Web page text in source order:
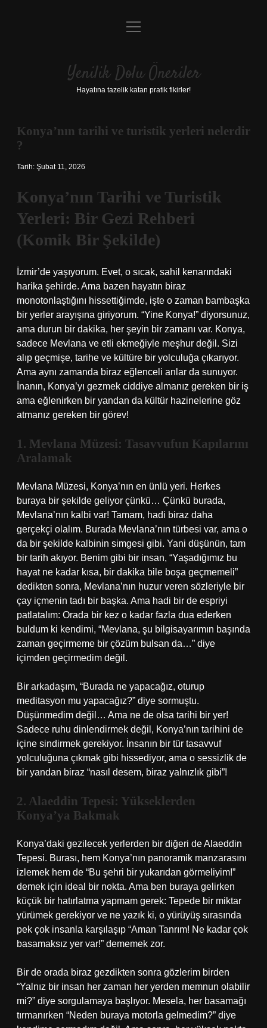
Anasayfa
Yasal Uyarı
menüyü
Yenilik Dolu Öneriler
Hayatına tazelik katan pratik fikirler!
Konya’nın tarihi ve turistik yerleri nelerdir
?
Tarih: Şubat 11, 2026
Konya’nın Tarihi ve Turistik
Yerleri: Bir Gezi Rehberi
(Komik Bir Şekilde)
İzmir’de yaşıyorum. Evet, o sıcak, sahil kenarındaki
harika şehirde. Ama bazen hayatın biraz
monotonlaştığını hissettiğimde, işte o zaman bambaşka
bir yerler arayışına giriyorum. “Yine Konya!” diyorsunuz,
ama durun bir dakika, her şeyin bir zamanı var. Konya,
sadece Mevlana ve etli ekmeğiyle meşhur değil. Sizi
alıp geçmişe, tarihe ve kültüre bir yolculuğa çıkarıyor.
Ama aynı zamanda biraz eğlenceli anlar da sunuyor.
İnanın, Konya’yı gezmek ciddiye almanız gereken bir iş
ama eğlenirken bir yandan da kültür hazinelerine göz
atmanız gereken bir görev!
1. Mevlana Müzesi: Tasavvufun Kapılarını
Aralamak
Mevlana Müzesi, Konya’nın en ünlü yeri. Herkes
buraya bir şekilde geliyor çünkü… Çünkü burada,
Mevlana’nın kalbi var! Tamam, hadi biraz daha
gerçekçi olalım. Burada Mevlana’nın türbesi var, ama o
da bir şekilde kalbinin simgesi gibi. Yani düşünün, tam
bir tarih akıyor. Benim gibi bir insan, “Yaşadığımız bu
hayat ne kadar kısa, bir dakika bile boşa geçmemeli”
dedikten sonra, Mevlana’nın huzur veren sözleriyle bir
çay içmenin tadı bir başka. Ama hadi bir de espriyi
patlatalım: Orada bir kez o kadar fazla dua ederken
buldum ki kendimi, “Mevlana, şu bilgisayarımın başında
zaman geçirmeme bir çözüm bulsan da…” diye
içimden geçirmedim değil.
Bir arkadaşım, “Burada ne yapacağız, oturup
meditasyon mu yapacağız?” diye sormuştu.
Düşünmedim değil… Ama ne de olsa tarihi bir yer!
Sadece ruhu dinlendirmek değil, Konya’nın tarihini de
içine sindirmek gerekiyor. İnsanın bir tür tasavvuf
yolculuğuna çıkmak gibi hissediyor, ama o sessizlik de
bir yandan biraz “nasıl desem, biraz yalnızlık gibi”!
2. Alaeddin Tepesi: Yükseklerden
Konya’ya Bakmak
Konya’daki gezilecek yerlerden bir diğeri de Alaeddin
Tepesi. Burası, hem Konya’nın panoramik manzarasını
izlemek hem de “Bu şehri bir yukarıdan görmeliyim!”
demek için ideal bir nokta. Ama ben buraya gelirken
küçük bir hatırlatma yapmam gerek: Tepede bir miktar
yürümek gerekiyor ve ne yazık ki, o yürüyüş sırasında
pek çok insanla karşılaşıp “Aman Tanrım! Ne kadar çok
basamaksız yer var!” dememek zor.
Bir de orada biraz gezdikten sonra gözlerim birden
“Yalnız bir insan her zaman her yerden memnun olabilir
mi?” diye sorgulamaya başlıyor. Mesela, her basamağı
tırmanırken “Neden buraya motorla gelmedim?” diye